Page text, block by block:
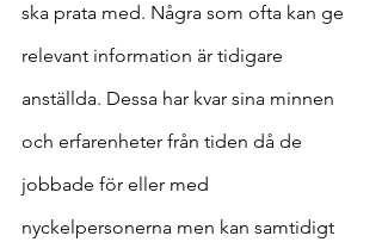
ska prata med. Några som ofta kan ge
relevant information är tidigare
anställda. Dessa har kvar sina minnen
och erfarenheter från tiden då de
jobbade för eller med
nyckelpersonerna men kan samtidigt